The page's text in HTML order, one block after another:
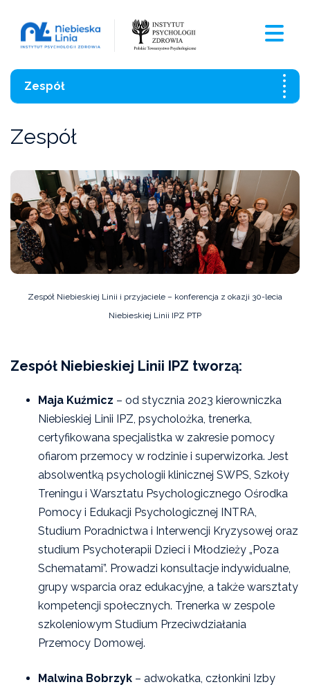
Zespół
Wesprzyj nas
Partnerzy
Informacja o dostępności i ochronie danych
osobowych
Sprawdź również:
Czarna Księga Ofiar Przemocy Domowej 2021
O Niebieskiej Linii
Szkolenia
Zespół
Zespół Niebieskiej Linii i przyjaciele – konferencja z okazji 30-lecia
Niebieskiej Linii IPZ PTP
Zespół Niebieskiej Linii IPZ tworzą:
Maja Kuźmicz – od stycznia 2023 kierowniczka
Niebieskiej Linii IPZ, psycholożka, trenerka,
certyfikowana specjalistka w zakresie pomocy
ofiarom przemocy w rodzinie i superwizorka. Jest
absolwentką psychologii klinicznej SWPS, Szkoły
Treningu i Warsztatu Psychologicznego Ośrodka
Pomocy i Edukacji Psychologicznej INTRA,
Studium Poradnictwa i Interwencji Kryzysowej oraz
studium Psychoterapii Dzieci i Młodzieży „Poza
Schematami”. Prowadzi konsultacje indywidualne,
grupy wsparcia oraz edukacyjne, a także warsztaty
kompetencji społecznych. Trenerka w zespole
szkoleniowym Studium Przeciwdziałania
Przemocy Domowej.
Malwina Bobrzyk – adwokatka, członkini Izby